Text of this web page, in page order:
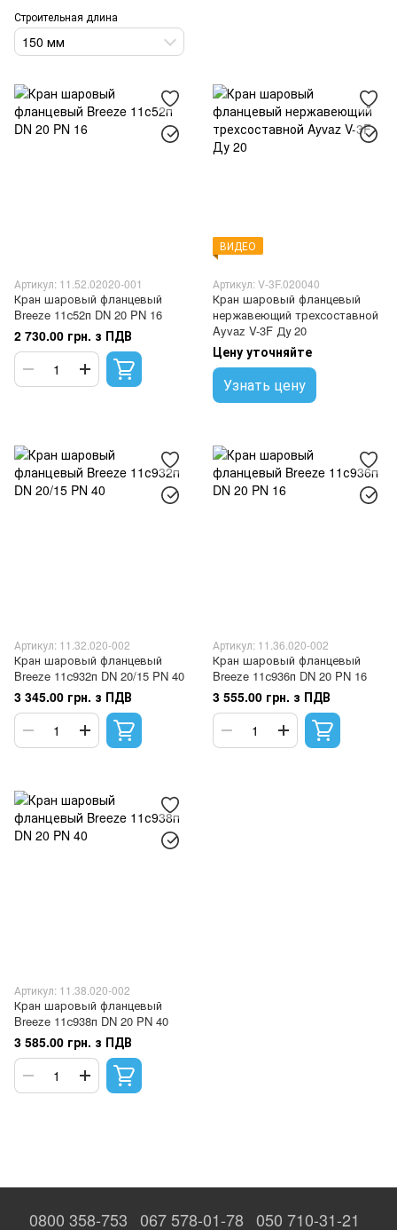
Строительная длина
150 мм
Артикул: 11.52.02020-001
Кран шаровый фланцевый
Breeze 11с52п DN 20 PN 16
2 730.00 грн. з ПДВ
ВИДЕО
Артикул: V-3F.020040
Кран шаровый фланцевый
нержавеющий трехсоставной
Ayvaz V-3F Ду 20
Цену уточняйте
Узнать цену
Артикул: 11.32.020-002
Кран шаровый фланцевый
Breeze 11с932п DN 20/15 PN 40
3 345.00 грн. з ПДВ
Артикул: 11.36.020-002
Кран шаровый фланцевый
Breeze 11с936п DN 20 PN 16
3 555.00 грн. з ПДВ
Артикул: 11.38.020-002
Кран шаровый фланцевый
Breeze 11с938п DN 20 PN 40
3 585.00 грн. з ПДВ
0800 358-753 067 578-01-78 050 710-31-21